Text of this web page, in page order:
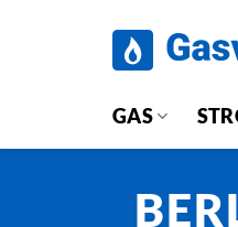
GAS